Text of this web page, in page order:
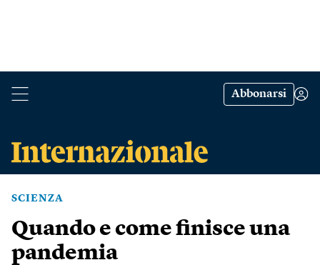
Abbonarsi
SCIENZA
Quando e come finisce una
pandemia